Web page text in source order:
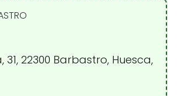
31, 22300 Barbastro, Huesca,